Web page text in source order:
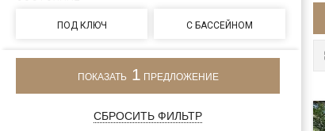
ПОД КЛЮЧ С БАССЕЙНОМ
ПОКАЗАТЬ 1 ПРЕДЛОЖЕНИЕ
СБРОСИТЬ ФИЛЬТР